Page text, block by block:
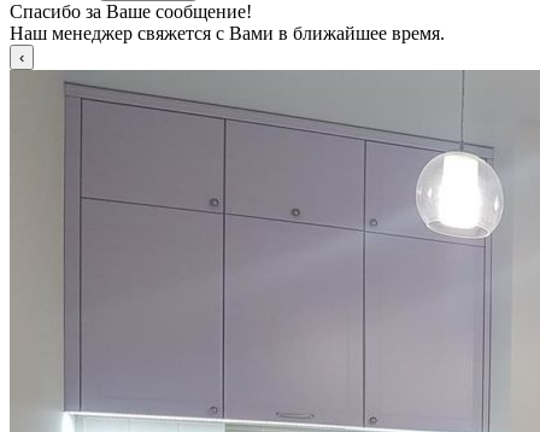
Спасибо за Ваше сообщение!
Наш менеджер свяжется с Вами в ближайшее время.